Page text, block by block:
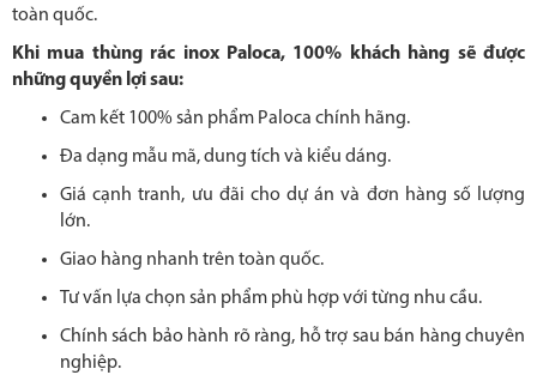
toàn quốc.
Khi mua thùng rác inox Paloca, 100% khách hàng sẽ được
những quyền lợi sau:
Cam kết 100% sản phẩm Paloca chính hãng.
Đa dạng mẫu mã, dung tích và kiểu dáng.
Giá cạnh tranh, ưu đãi cho dự án và đơn hàng số lượng
lớn.
Giao hàng nhanh trên toàn quốc.
Tư vấn lựa chọn sản phẩm phù hợp với từng nhu cầu.
Chính sách bảo hành rõ ràng, hỗ trợ sau bán hàng chuyên
nghiệp.